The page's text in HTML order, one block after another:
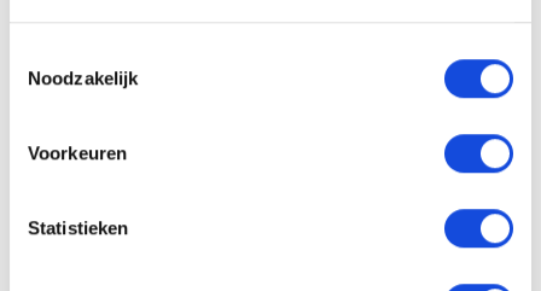
Noodzakelijk
Voorkeuren
Statistieken
te geven. Fouten zijn echter nooit uit te sluiten.
maar controleer bij aankoop de zaken die uw
Bel nu